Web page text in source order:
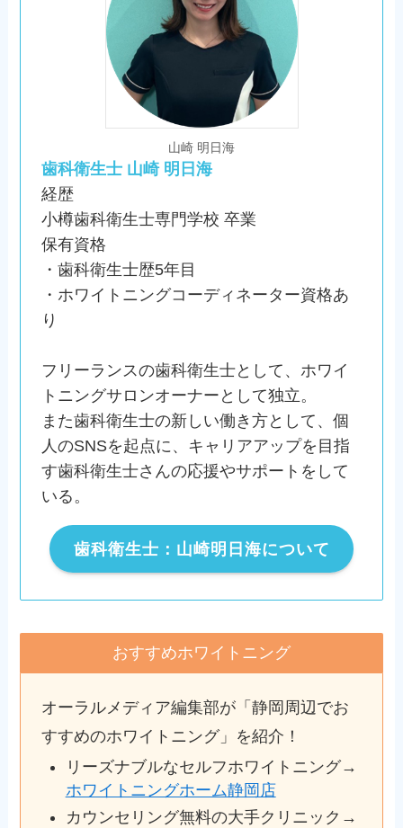
山崎 明日海
歯科衛生士 山崎 明日海
経歴
小樽歯科衛生士専門学校 卒業
保有資格
・歯科衛生士歴5年目
・ホワイトニングコーディネーター資格あ
り
フリーランスの歯科衛生士として、ホワイ
トニングサロンオーナーとして独立。
また歯科衛生士の新しい働き方として、個
人のSNSを起点に、キャリアアップを目指
す歯科衛生士さんの応援やサポートをして
いる。
歯科衛生士：山崎明日海について
おすすめホワイトニング
オーラルメディア編集部が「静岡周辺でお
すすめのホワイトニング」を紹介！
リーズナブルなセルフホワイトニング→
ホワイトニングホーム静岡店
カウンセリング無料の大手クリニック→